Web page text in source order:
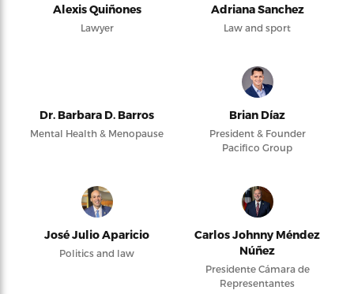
Alexis Quiñones
Lawyer
Adriana Sanchez
Law and sport
Dr. Barbara D. Barros
Mental Health & Menopause
Brian Díaz
President & Founder
Pacifico Group
José Julio Aparicio
Politics and law
Carlos Johnny Méndez
Núñez
Presidente Cámara de
Representantes